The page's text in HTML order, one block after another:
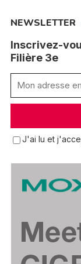
NEWSLETTER
Inscrivez-
Filière 3e
J'ai lu et